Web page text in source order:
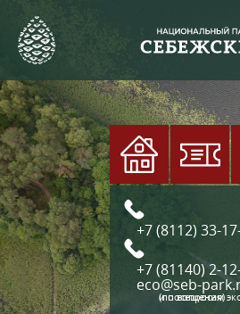
+7 (8112) 33-
+7 (81140) 2-
eco@seb-
(по вопросам экскурсий и посещения)